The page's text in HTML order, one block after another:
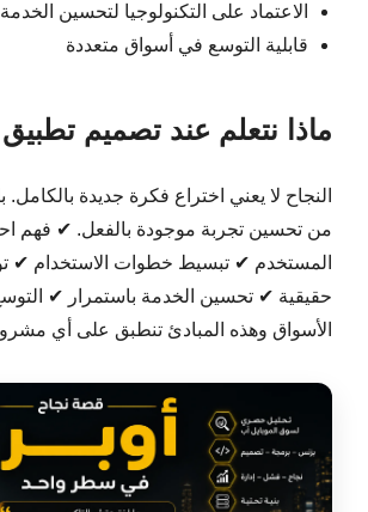
الاعتماد على التكنولوجيا لتحسين الخدمة
قابلية التوسع في أسواق متعددة
ماذا نتعلم عند تصميم
النجاح لا يعني اختراع فكرة جديدة
من تحسين تجربة موجودة بالفعل. ✔ فهم
المستخدم ✔ تبسيط خطوات الاستخدام ✔
حقيقية ✔ تحسين الخدمة باستمرار ✔
الأسواق وهذه المبادئ تنطبق على أي